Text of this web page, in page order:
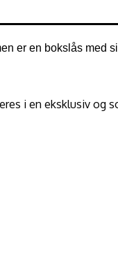
er en bokslås med
i en eksklusiv og